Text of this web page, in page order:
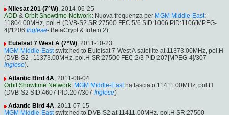
Nilesat 201 (7°W), 2014-06-25
ADD & Orbit Showtime Network: Nuova frequenza per MGM Middle-East:
11804.00MHz, pol.H (DVB-S2 SR:27500 FEC:5/6 SID:1006 PID:1106[MPEG-
4]/1206 Inglese- BetaCrypt & Irdeto 2).
Eutelsat 7 West A (7°W), 2011-10-23
MGM Middle-Eastswitched to Eutelsat 7 West A satellite at 11373.00MHz, pol.H
(DVB-S2 , 11373.00MHz, pol.H SR:27500 FEC:2/3 PID:207[MPEG-4]/307
Inglese).
Atlantic Bird 4A, 2011-08-04
Orbit Showtime Network: MGM Middle-Eastha lasciato 11411.00MHz, pol.H
(DVB-S2 SID:4607 PID:207/307 Inglese)
Atlantic Bird 4A, 2011-07-15
MGM Middle-Eastswitched to DVB-S2 at 11411.00MHz, pol.H SR:27500